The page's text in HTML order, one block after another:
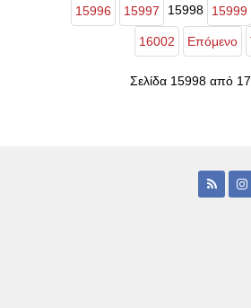
15996 15997 15998 15999
16002 Επόμενο
Σελίδα 15998 από